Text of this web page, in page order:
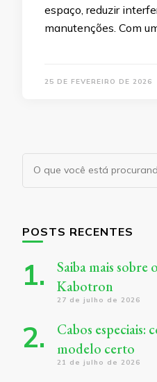
espaço, reduzir
manutenções. Com
25 DE FEVEREIRO DE 2026
Procurando
algo?
POSTS RECENTES
Saiba mais
Kabotron
27 de julho de 2026
Cabos especiais:
modelo certo
21 de julho de 2026